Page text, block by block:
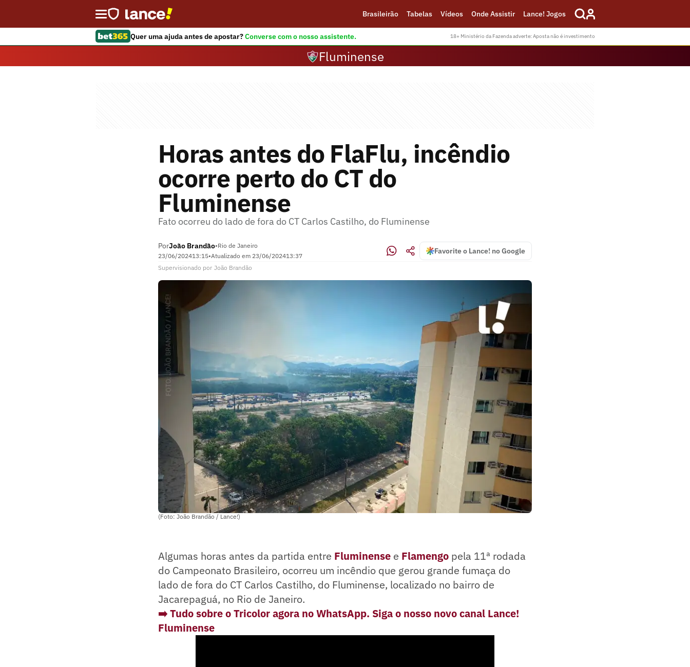
Brasileirão Tabelas Vídeos Onde Assistir Lance! Jogos
Quer uma ajuda antes de apostar?Converse com o nosso assistente. 18+ Ministério da Fazenda adverte: Aposta não é investimento
Fluminense
Horas antes do FlaFlu, incêndio
ocorre perto do CT do
Fluminense
Fato ocorreu do lado de fora do CT Carlos Castilho, do Fluminense
PorJoão Brandão•Rio de Janeiro
23/06/202413:15•Atualizado em 23/06/202413:37
Favorite o Lance! no Google
Supervisionado por João Brandão
(Foto: João Brandão / Lance!)
Algumas horas antes da partida entre Fluminense e Flamengo pela 11ª rodada
do Campeonato Brasileiro, ocorreu um incêndio que gerou grande fumaça do
lado de fora do CT Carlos Castilho, do Fluminense, localizado no bairro de
Jacarepaguá, no Rio de Janeiro.
➡️ Tudo sobre o Tricolor agora no WhatsApp. Siga o nosso novo canal Lance!
Fluminense